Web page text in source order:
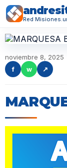
Red
noviembre 8, 2025
f
w ↗